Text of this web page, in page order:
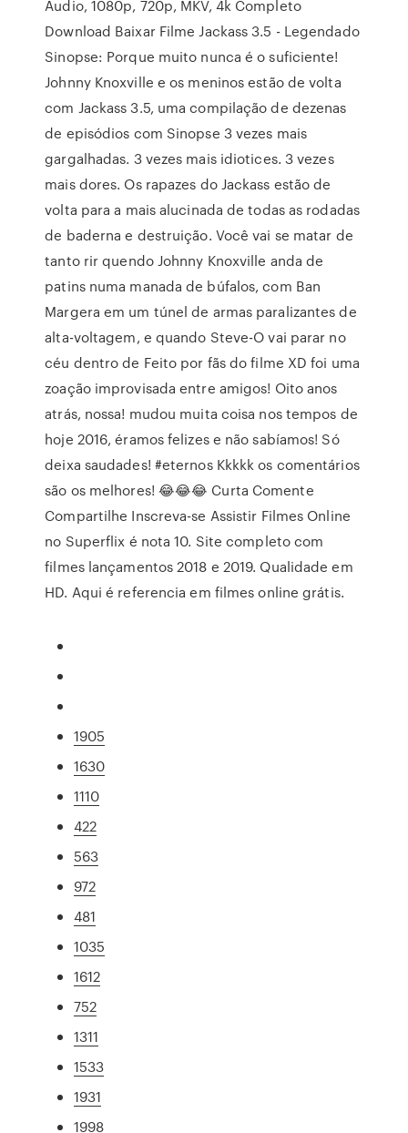
Áudio, 1080p, 720p, MKV, 4k Completo
Download Baixar Filme Jackass 3.5 - Legendado
Sinopse: Porque muito nunca é o suficiente!
Johnny Knoxville e os meninos estão de volta
com Jackass 3.5, uma compilação de dezenas
de episódios com Sinopse 3 vezes mais
gargalhadas. 3 vezes mais idiotices. 3 vezes
mais dores. Os rapazes do Jackass estão de
volta para a mais alucinada de todas as rodadas
de baderna e destruição. Você vai se matar de
tanto rir quendo Johnny Knoxville anda de
patins numa manada de búfalos, com Ban
Margera em um túnel de armas paralizantes de
alta-voltagem, e quando Steve-O vai parar no
céu dentro de Feito por fãs do filme XD foi uma
zoação improvisada entre amigos! Oito anos
atrás, nossa! mudou muita coisa nos tempos de
hoje 2016, éramos felizes e não sabíamos! Só
deixa saudades! #eternos Kkkkk os comentários
são os melhores! 😂😂😂 Curta Comente
Compartilhe Inscreva-se Assistir Filmes Online
no Superflix é nota 10. Site completo com
filmes lançamentos 2018 e 2019. Qualidade em
HD. Aqui é referencia em filmes online grátis.
1905
1630
1110
422
563
972
481
1035
1612
752
1311
1533
1931
1998